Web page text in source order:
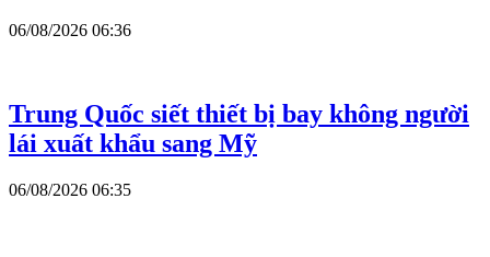
06/08/2026 06:36
Trung Quốc siết thiết bị bay không người
lái xuất khẩu sang Mỹ
06/08/2026 06:35